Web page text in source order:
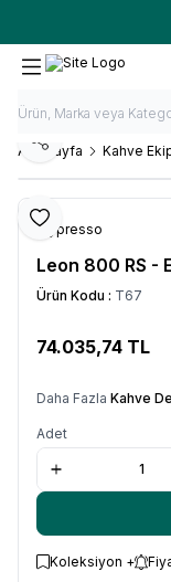
Ana Sayfa Kahve
Favoriye Ekle
Paylaş
Mypresso
Leon 800 RS -
Ürün Kodu : T67
74.035,74 TL
Daha Fazla Kahve
Adet
Koleksiyon +